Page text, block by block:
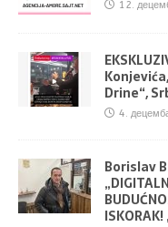
12.
Drine“,
4.
Borislav
ISKORAK!